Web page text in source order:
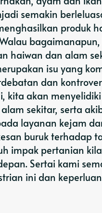
semakin
produk
haiwan dan alam
isu yang
dan
kita akan
sekitar, serta
layanan kejam
buruk terhadap
impak pertanian
Sertai kami
ini dan